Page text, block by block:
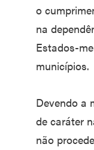
o
na
Estados-
municípios.
Devendo a
de caráter
não